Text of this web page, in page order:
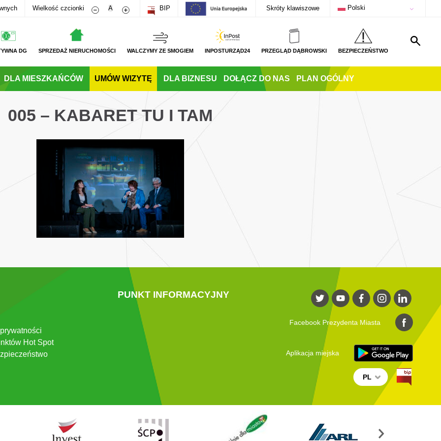
Wielkość czcionki Zmniejsz rozmiar czcionki
A Zwiększ rozmiar czcionki
BIP Skróty klawiszowe Polski
DG SPRZEDAŻ NIERUCHOMOŚCI WALCZYMY ZE SMOGIEM INPOSTURZĄD24 PRZEGLĄD DĄBROWSKI BEZPIECZEŃSTWO
DLA MIESZKAŃCÓW UMÓW WIZYTĘ DLA BIZNESU DOŁĄCZ DO NAS PLAN OGÓLNY
005 – KABARET TU I TAM
Hot Spot
PUNKT INFORMACYJNY
Facebook Prezydenta Miasta
Aplikacja miejska
PL